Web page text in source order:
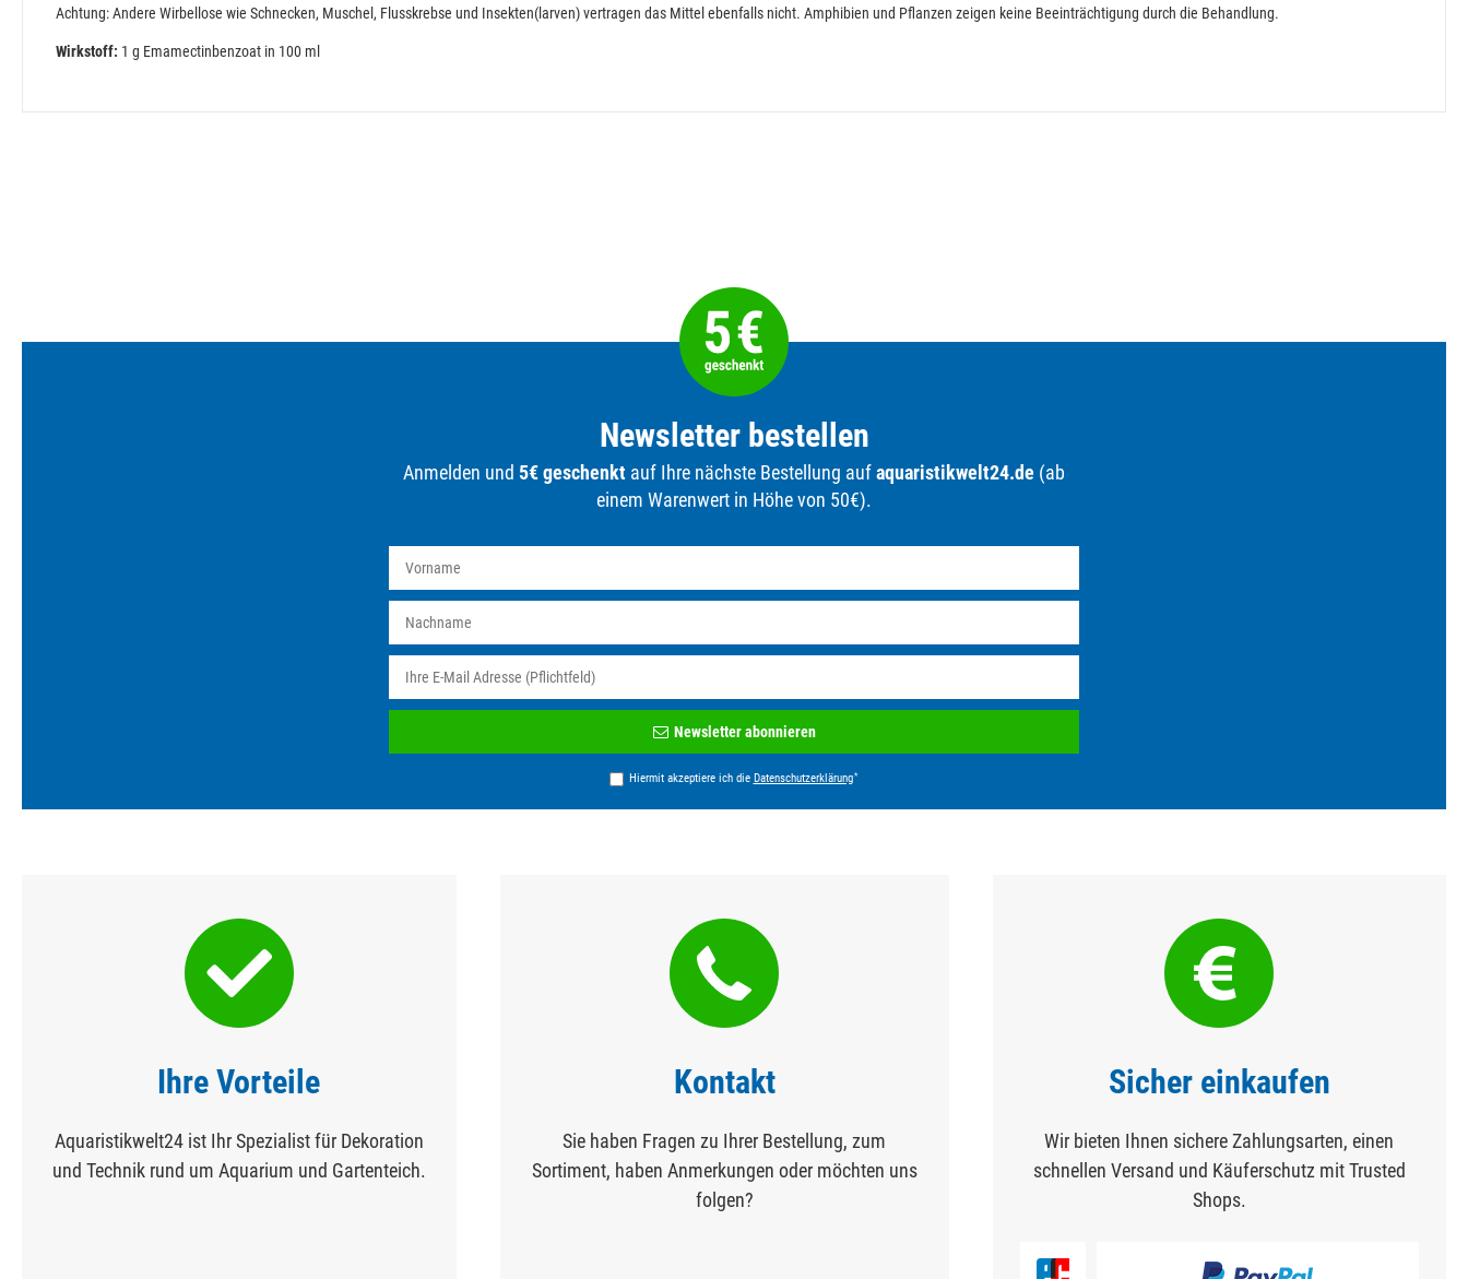
Achtung: Andere Wirbellose wie Schnecken, Muschel, Flusskrebse und Insekten(larven) vertragen das Mittel ebenfalls nicht. Amphibien und Pflanzen zeigen keine Beeinträchtigung durch die Behandlung.
Wirkstoff: 1 g Emamectinbenzoat in 100 ml
Newsletter bestellen
Anmelden und 5€ geschenkt auf Ihre nächste Bestellung aufaquaristikwelt24.de (ab
einem Warenwert in Höhe von 50€).
Honig
Newsletter abonnieren
Hiermit akzeptiere ich die Daten­schutz­erklärung*
Ihre Vorteile
Aquaristikwelt24 ist Ihr Spezialist für Dekoration
und Technik rund um Aquarium und Gartenteich.
Kontakt
Sie haben Fragen zu Ihrer Bestellung, zum
Sortiment, haben Anmerkungen oder möchten uns
folgen?
Sicher einkaufen
Wir bieten Ihnen sichere Zahlungsarten, einen
schnellen Versand und Käuferschutz mit Trusted
Shops.